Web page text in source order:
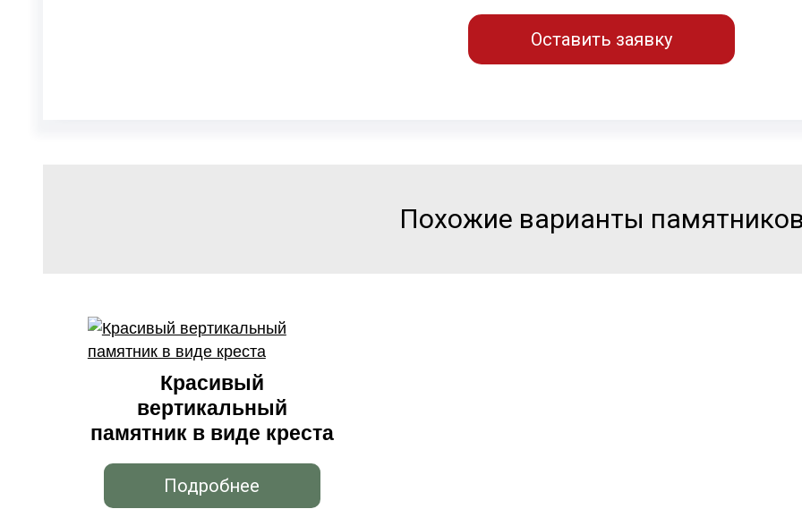
Оставить заявку
Похожие варианты
Красивый
вертикальный
памятник в виде креста
Подробнее